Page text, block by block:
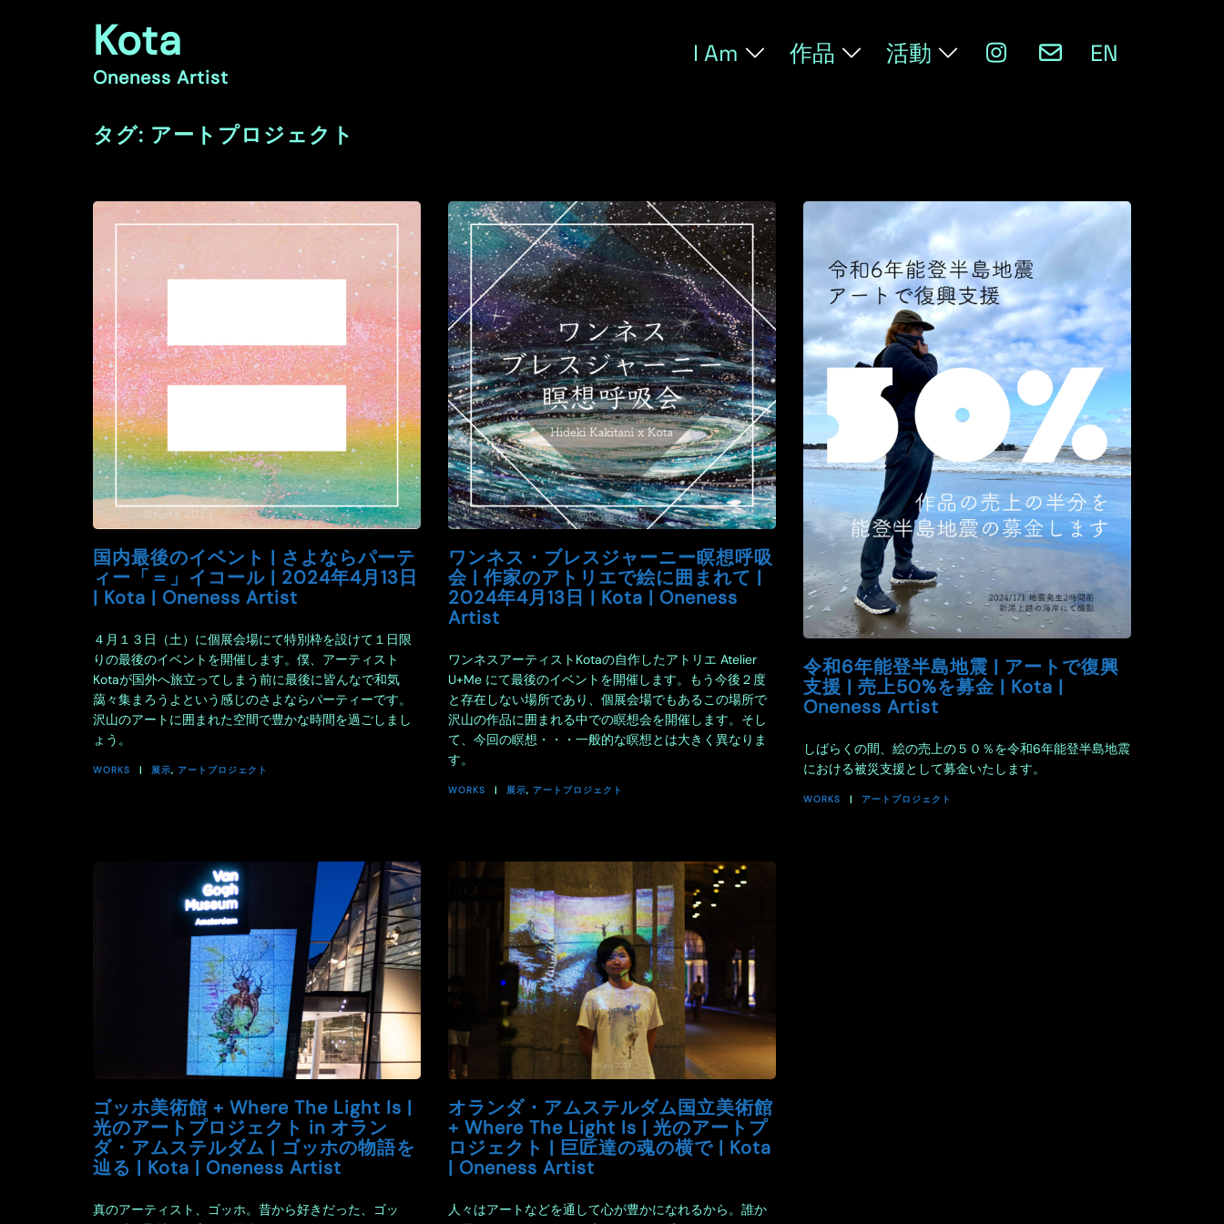
Kota
Oneness Artist
I Am 作品 活動 EN
タグ: アートプロジェクト
国内最後のイベント | さよならパーテ
ィー「＝」イコール | 2024年4月13日
| Kota | Oneness Artist
４月１３日（土）に個展会場にて特別枠を設けて１日限
りの最後のイベントを開催します。僕、アーティスト
Kotaが国外へ旅立ってしまう前に最後に皆んなで和気
藹々集まろうよという感じのさよならパーティーです。
沢山のアートに囲まれた空間で豊かな時間を過ごしまし
ょう。
WORKS 展示, アートプロジェクト
ワンネス・ブレスジャーニー瞑想呼吸
会 | 作家のアトリエで絵に囲まれて |
2024年4月13日 | Kota | Oneness
Artist
ワンネスアーティストKotaの自作したアトリエ Atelier
U+Me にて最後のイベントを開催します。もう今後２度
と存在しない場所であり、個展会場でもあるこの場所で
沢山の作品に囲まれる中での瞑想会を開催します。そし
て、今回の瞑想・・・一般的な瞑想とは大きく異なりま
す。
WORKS 展示, アートプロジェクト
令和6年能登半島地震 | アートで復興
支援 | 売上50%を募金 | Kota |
Oneness Artist
しばらくの間、絵の売上の５０％を令和6年能登半島地震
における被災支援として募金いたします。
WORKS アートプロジェクト
ゴッホ美術館 + Where The Light Is |
光のアートプロジェクト in オラン
ダ・アムステルダム | ゴッホの物語を
辿る | Kota | Oneness Artist
真のアーティスト、ゴッホ。昔から好きだった、ゴッ
オランダ・アムステルダム国立美術館
+ Where The Light Is | 光のアートプ
ロジェクト | 巨匠達の魂の横で | Kota
| Oneness Artist
人々はアートなどを通して心が豊かになれるから。誰か